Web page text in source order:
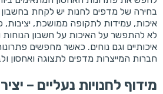
בחירה של מדפים לחנות יש לקחת
איכות, עמידות לתקופה ממושכת,
לא להתפשר על האיכות על חשבון
איכותיים וגם נוחים. כאשר מחפשים
חברות המייצרות מדפים לתצוגה ואחסון
מידוף לחנויות נעליים –